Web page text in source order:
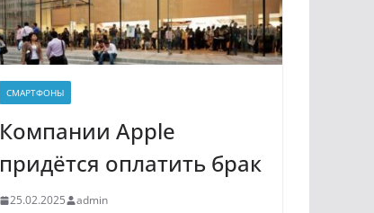
СМАРТФОНЫ
Компании Apple
придётся оплатить брак
25.02.2025 admin